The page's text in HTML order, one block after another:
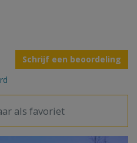
Schrijf een beoordeling
als favoriet